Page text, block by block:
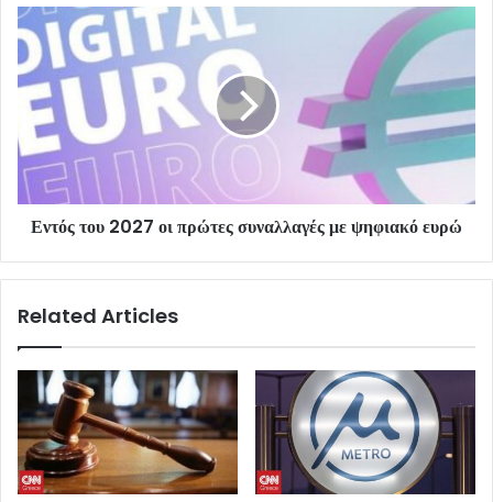
Εντός του 2027 οι πρώτες συναλλαγές με ψηφιακό ευρώ
Related Articles